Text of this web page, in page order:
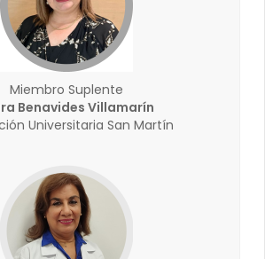
Miembro Suplente
Benavides Villamarín
Universitaria San Martín